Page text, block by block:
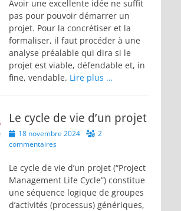
Avoir une excellente idée ne suffit
pas pour pouvoir démarrer un
projet. Pour la concrétiser et la
formaliser, il faut procéder à une
analyse préalable qui dira si le
projet est viable, défendable et, in
fine, vendable. Lire plus …
Le cycle de vie d’un projet
Posted
on
18 novembre 2024
2
commentaires
Le cycle de vie d’un projet (“Project
Management Life Cycle”) constitue
une séquence logique de groupes
d’activités (processus) génériques,